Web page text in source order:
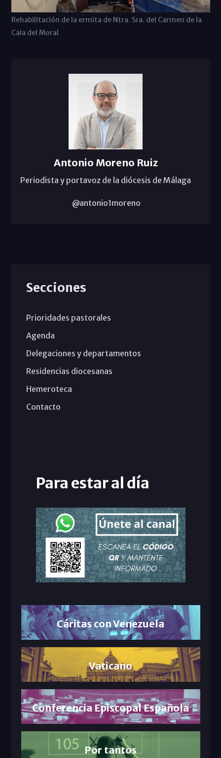
Rehabilitación de la ermita de Ntra. Sra. del Carmen de la
Cala del Moral
Antonio Moreno Ruiz
Periodista y portavoz de la diócesis de Málaga
@antonio1moreno
Secciones
Prioridades pastorales
Agenda
Delegaciones y departamentos
Residencias diocesanas
Hemeroteca
Contacto
Para estar al día
Cáritas con Venezuela
Vaticano
Conferencia Episcopal Española
Por tantos